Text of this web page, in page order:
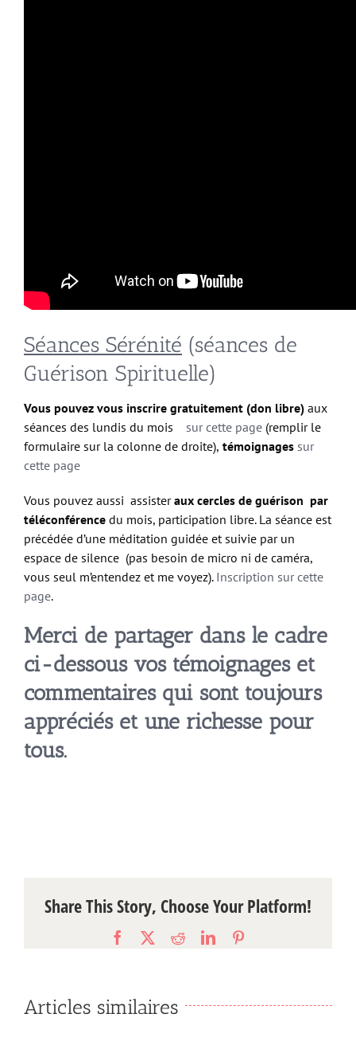
Séances Sérénité (séances de
Guérison Spirituelle)
Vous pouvez vous inscrire gratuitement (don libre) aux
séances des lundis du mois
sur cette page (remplir le
formulaire sur la colonne de droite), témoignages sur
cette page
Vous pouvez aussi assisteraux cercles de guérison par
téléconférence du mois, participation libre. La séance est
précédée d’une méditation guidée et suivie par un
espace de silence (pas besoin de micro ni de caméra,
vous seul m’entendez et me voyez). Inscription sur cette
page.
Merci de partager dans le cadre
ci-dessous vos témoignages et
commentaires qui sont toujours
appréciés et une richesse pour
tous.
Share This Story, Choose Your Platform!
Facebook RedditLinkedIn
Articles similaires